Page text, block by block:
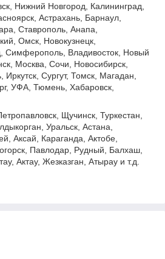
Нижний Новгород, Калининград,
Астрахань, Барнаул,
Ставрополь, Анапа,
Омск, Новокузнецк,
Симферополь, Владивосток, Новый
Москва, Сочи, Новосибирск,
Сургут, Томск, Магадан,
УФА, Тюмень, Хабаровск,
Щучинск, Туркестан,
Уральск, Астана,
Аксай, Караганда, Актобе,
Павлодар, Рудный, Балхаш,
Актау, Жезказган, Атырау и т.д.